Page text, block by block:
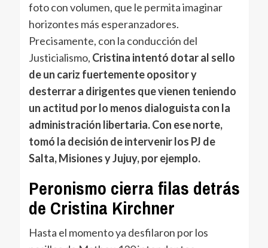
foto con volumen, que le permita imaginar
horizontes más esperanzadores.
Precisamente, con la conducción del
Justicialismo, Cristina intentó dotar al sello
de un cariz fuertemente opositor y
desterrar a dirigentes que vienen teniendo
un actitud por lo menos dialoguista con la
administración libertaria. Con ese norte,
tomó la decisión de intervenir los PJ de
Salta, Misiones y Jujuy, por ejemplo.
Peronismo cierra filas detrás
de Cristina Kirchner
Hasta el momento ya desfilaron por los